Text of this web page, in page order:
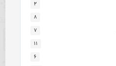
۲
۸
۷
۱۱
۶